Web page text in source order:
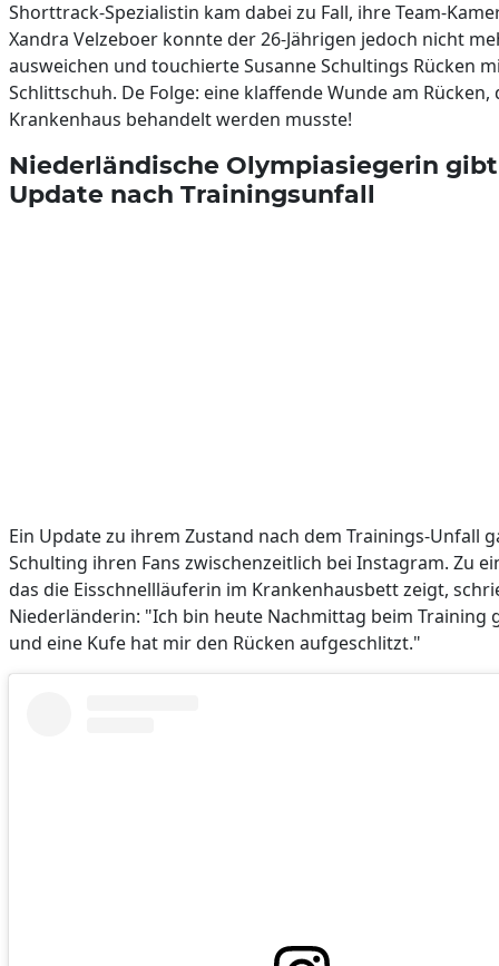
Shorttrack-Spezialistin kam dabei zu Fall, ihre Team-
Xandra Velzeboer konnte der 26-Jährigen jedoch nicht
ausweichen und touchierte Susanne Schultings Rücken
Schlittschuh. De Folge: eine klaffende Wunde am Rücken,
Krankenhaus behandelt werden musste!
Niederländische Olympiasiegerin gibt
Update nach Trainingsunfall
Ein Update zu ihrem Zustand nach dem Trainings-Unfall
Schulting ihren Fans zwischenzeitlich bei Instagram. Zu
das die Eisschnellläuferin im Krankenhausbett zeigt,
Niederländerin: "Ich bin heute Nachmittag beim Training
und eine Kufe hat mir den Rücken aufgeschlitzt."